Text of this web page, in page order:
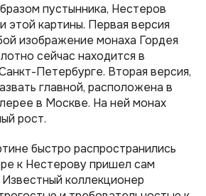
пустынника, Нестеров
этой картины. Первая версия
изображение монаха Гордея
сейчас находится в
Петербурге. Вторая версия,
главной, расположена в
в Москве. На ней монах
рост.
быстро распространились
к Нестерову пришел сам
коллекционер